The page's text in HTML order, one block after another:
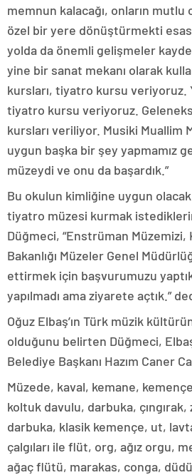
memnun kalacağı, onların mutlu
özel bir yere dönüştürmekti esas
yolda da önemli gelişmeler
yine bir sanat mekanı olarak
kursları, tiyatro kursu veriyoruz.
tiyatro kursu veriyoruz.
kursları veriliyor. Musiki Muallim
uygun başka bir şey yapmamız
müzeydi ve onu da başardık.”
Bu okulun kimliğine uygun
tiyatro müzesi kurmak
Düğmeci, “Enstrüman
Bakanlığı Müzeler Genel
ettirmek için başvurumuzu yaptık.
yapılmadı ama ziyarete açtık.”
Oğuz Elbaş’ın Türk müzik
olduğunu belirten Düğmeci,
Belediye Başkanı Hazım Caner
Müzede, kaval, kemane,
koltuk davulu, darbuka,
darbuka, klasik kemençe, ut,
çalgıları ile flüt, org, ağız orgu,
ağaç flütü, marakas, conga,